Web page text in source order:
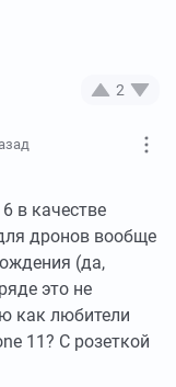
2
в качестве
дронов вообще
(да,
это не
как любители
11? С розеткой